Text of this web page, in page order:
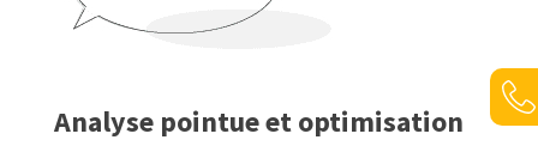
Analyse pointue et optimisation